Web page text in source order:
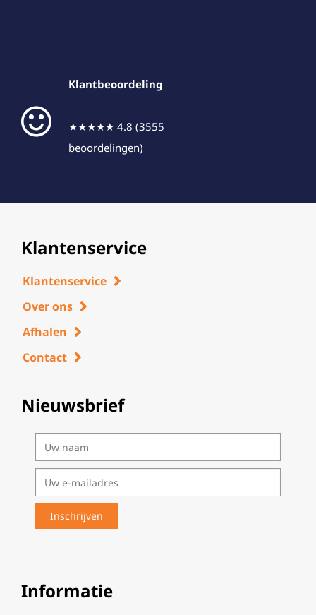
Klantbeoordeling
★★★★★ 4.8 (3555
beoordelingen)
Klantenservice
Klantenservice
Over ons
Afhalen
Contact
Nieuwsbrief
Informatie